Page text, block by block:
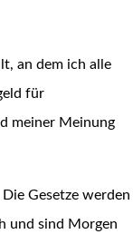
an dem ich alle
für
meiner Meinung
Gesetze werden
und sind Morgen